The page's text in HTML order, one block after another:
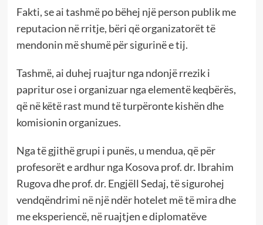
Fakti, se ai tashmë po bëhej një person publik me
reputacion në rritje, bëri që organizatorët të
mendonin më shumë për sigurinë e tij.
Tashmë, ai duhej ruajtur nga ndonjë rrezik i
papritur ose i organizuar nga elementë keqbërës,
që në këtë rast mund të turpëronte kishën dhe
komisionin organizues.
Nga të gjithë grupi i punës, u mendua, që për
profesorët e ardhur nga Kosova prof. dr. Ibrahim
Rugova dhe prof. dr. Engjëll Sedaj, të sigurohej
vendqëndrimi në një ndër hotelet më të mira dhe
me eksperiencë, në ruajtjen e diplomatëve